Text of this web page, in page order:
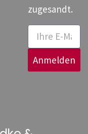
zugesandt.
Anmelden